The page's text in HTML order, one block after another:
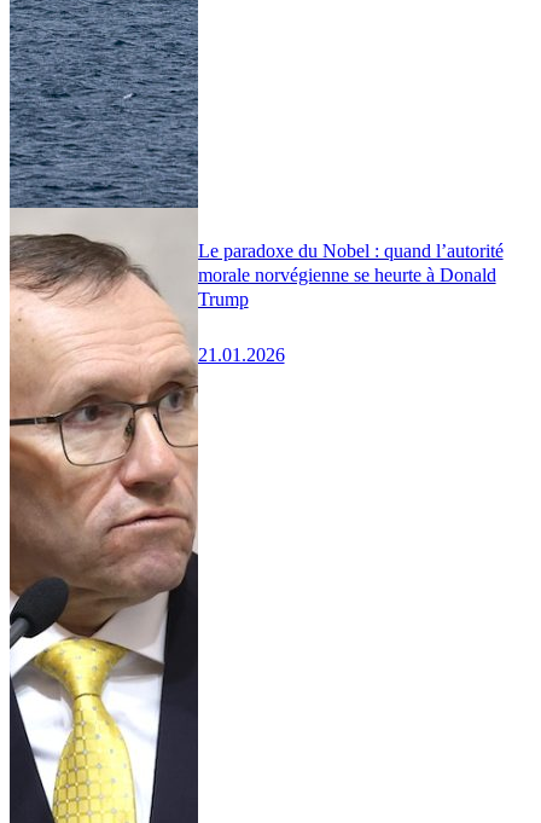
Le paradoxe du Nobel : quand l’autorité
morale norvégienne se heurte à Donald
Trump
21.01.2026